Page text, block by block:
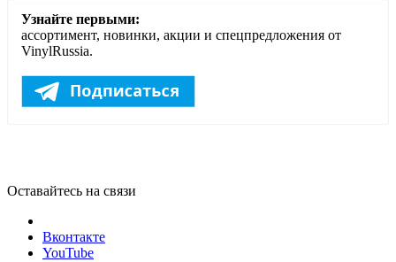
Узнайте первыми:
ассортимент, новинки, акции и спецпредложения от
VinylRussia.
Оставайтесь на связи
Вконтакте
YouTube